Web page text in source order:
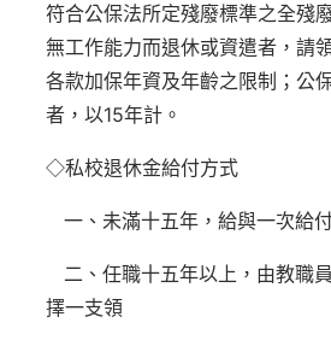
符合公保法所定殘廢標準之全殘
無工作能力而退休或資遣者，請
各款加保年資及年齡之限制；公
者，以15年計。
◇私校退休金給付方式
一、未滿十五年，給與一次給
二、任職十五年以上，由教職
擇一支領